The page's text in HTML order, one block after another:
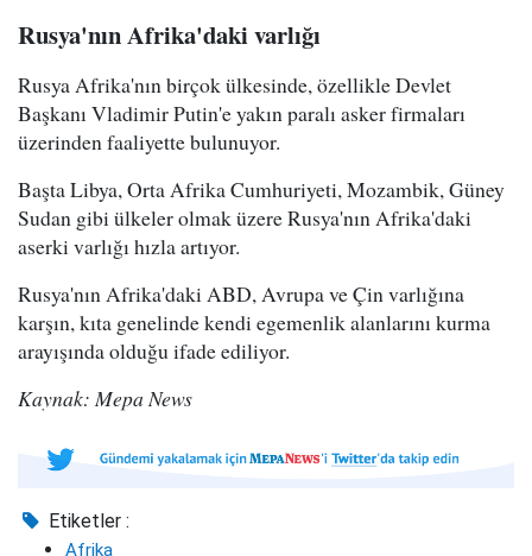
Rusya'nın Afrika'daki varlığı
Rusya Afrika'nın birçok ülkesinde, özellikle Devlet
Başkanı Vladimir Putin'e yakın paralı asker firmaları
üzerinden faaliyette bulunuyor.
Başta Libya, Orta Afrika Cumhuriyeti, Mozambik, Güney
Sudan gibi ülkeler olmak üzere Rusya'nın Afrika'daki
aserki varlığı hızla artıyor.
Rusya'nın Afrika'daki ABD, Avrupa ve Çin varlığına
karşın, kıta genelinde kendi egemenlik alanlarını kurma
arayışında olduğu ifade ediliyor.
Kaynak: Mepa News
Etiketler :
Afrika